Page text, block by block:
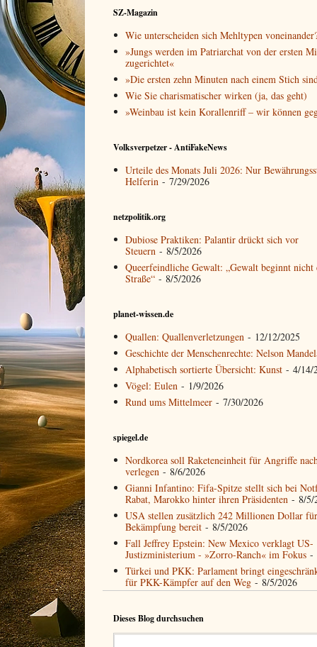
SZ-Magazin
Wie unterscheiden sich Mehltypen
»Jungs werden im Patriarchat von der ersten
zugerichtet«
»Die ersten zehn Minuten nach einem Stich
Wie Sie charismatischer wirken (ja, das geht)
»Weinbau ist kein Korallenriff – wir können
Volksverpetzer - AntiFakeNews
Urteile des Monats Juli 2026: Nur
Helferin - 7/29/2026
netzpolitik.org
Dubiose Praktiken: Palantir drückt sich vor
Steuern - 8/5/2026
Queerfeindliche Gewalt: „Gewalt beginnt nicht
Straße“ - 8/5/2026
planet-wissen.de
Quallen: Quallenverletzungen - 12/12/2025
Geschichte der Menschenrechte: Nelson
Alphabetisch sortierte Übersicht: Kunst - 4/14/
Vögel: Eulen - 1/9/2026
Rund ums Mittelmeer - 7/30/2026
spiegel.de
Nordkorea soll Raketeneinheit für Angriffe
verlegen - 8/6/2026
Gianni Infantino: Fifa-Spitze stellt sich bei
Rabat, Marokko hinter ihren Präsidenten - 8/5/
USA stellen zusätzlich 242 Millionen Dollar
Bekämpfung bereit - 8/5/2026
Fall Jeffrey Epstein: New Mexico verklagt US-
Justizministerium - »Zorro-Ranch« im Fokus -
Türkei und PKK: Parlament bringt
für PKK-Kämpfer auf den Weg - 8/5/2026
Dieses Blog durchsuchen